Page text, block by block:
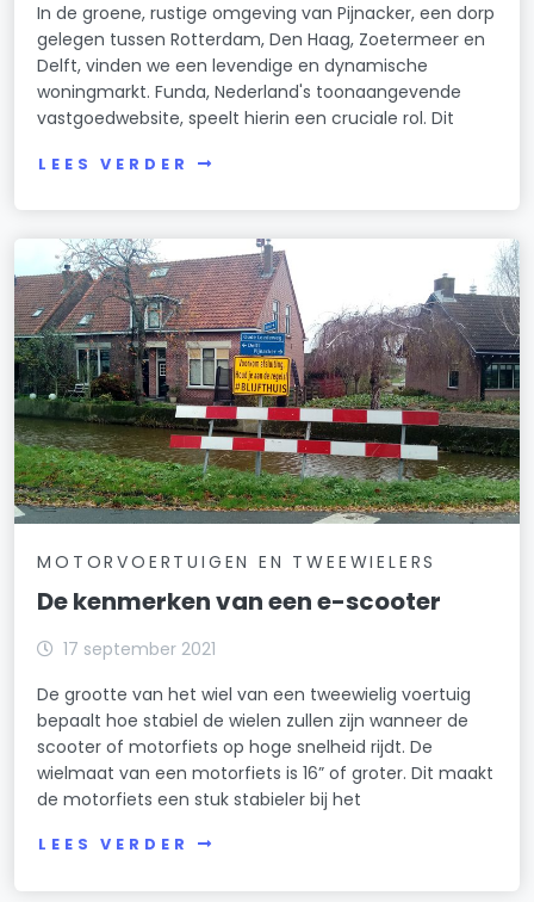
In de groene, rustige omgeving van Pijnacker, een dorp
gelegen tussen Rotterdam, Den Haag, Zoetermeer en
Delft, vinden we een levendige en dynamische
woningmarkt. Funda, Nederland's toonaangevende
vastgoedwebsite, speelt hierin een cruciale rol. Dit
LEES VERDER
MOTORVOERTUIGEN EN TWEEWIELERS
De kenmerken van een e-scooter
17 september 2021
De grootte van het wiel van een tweewielig voertuig
bepaalt hoe stabiel de wielen zullen zijn wanneer de
scooter of motorfiets op hoge snelheid rijdt. De
wielmaat van een motorfiets is 16” of groter. Dit maakt
de motorfiets een stuk stabieler bij het
LEES VERDER